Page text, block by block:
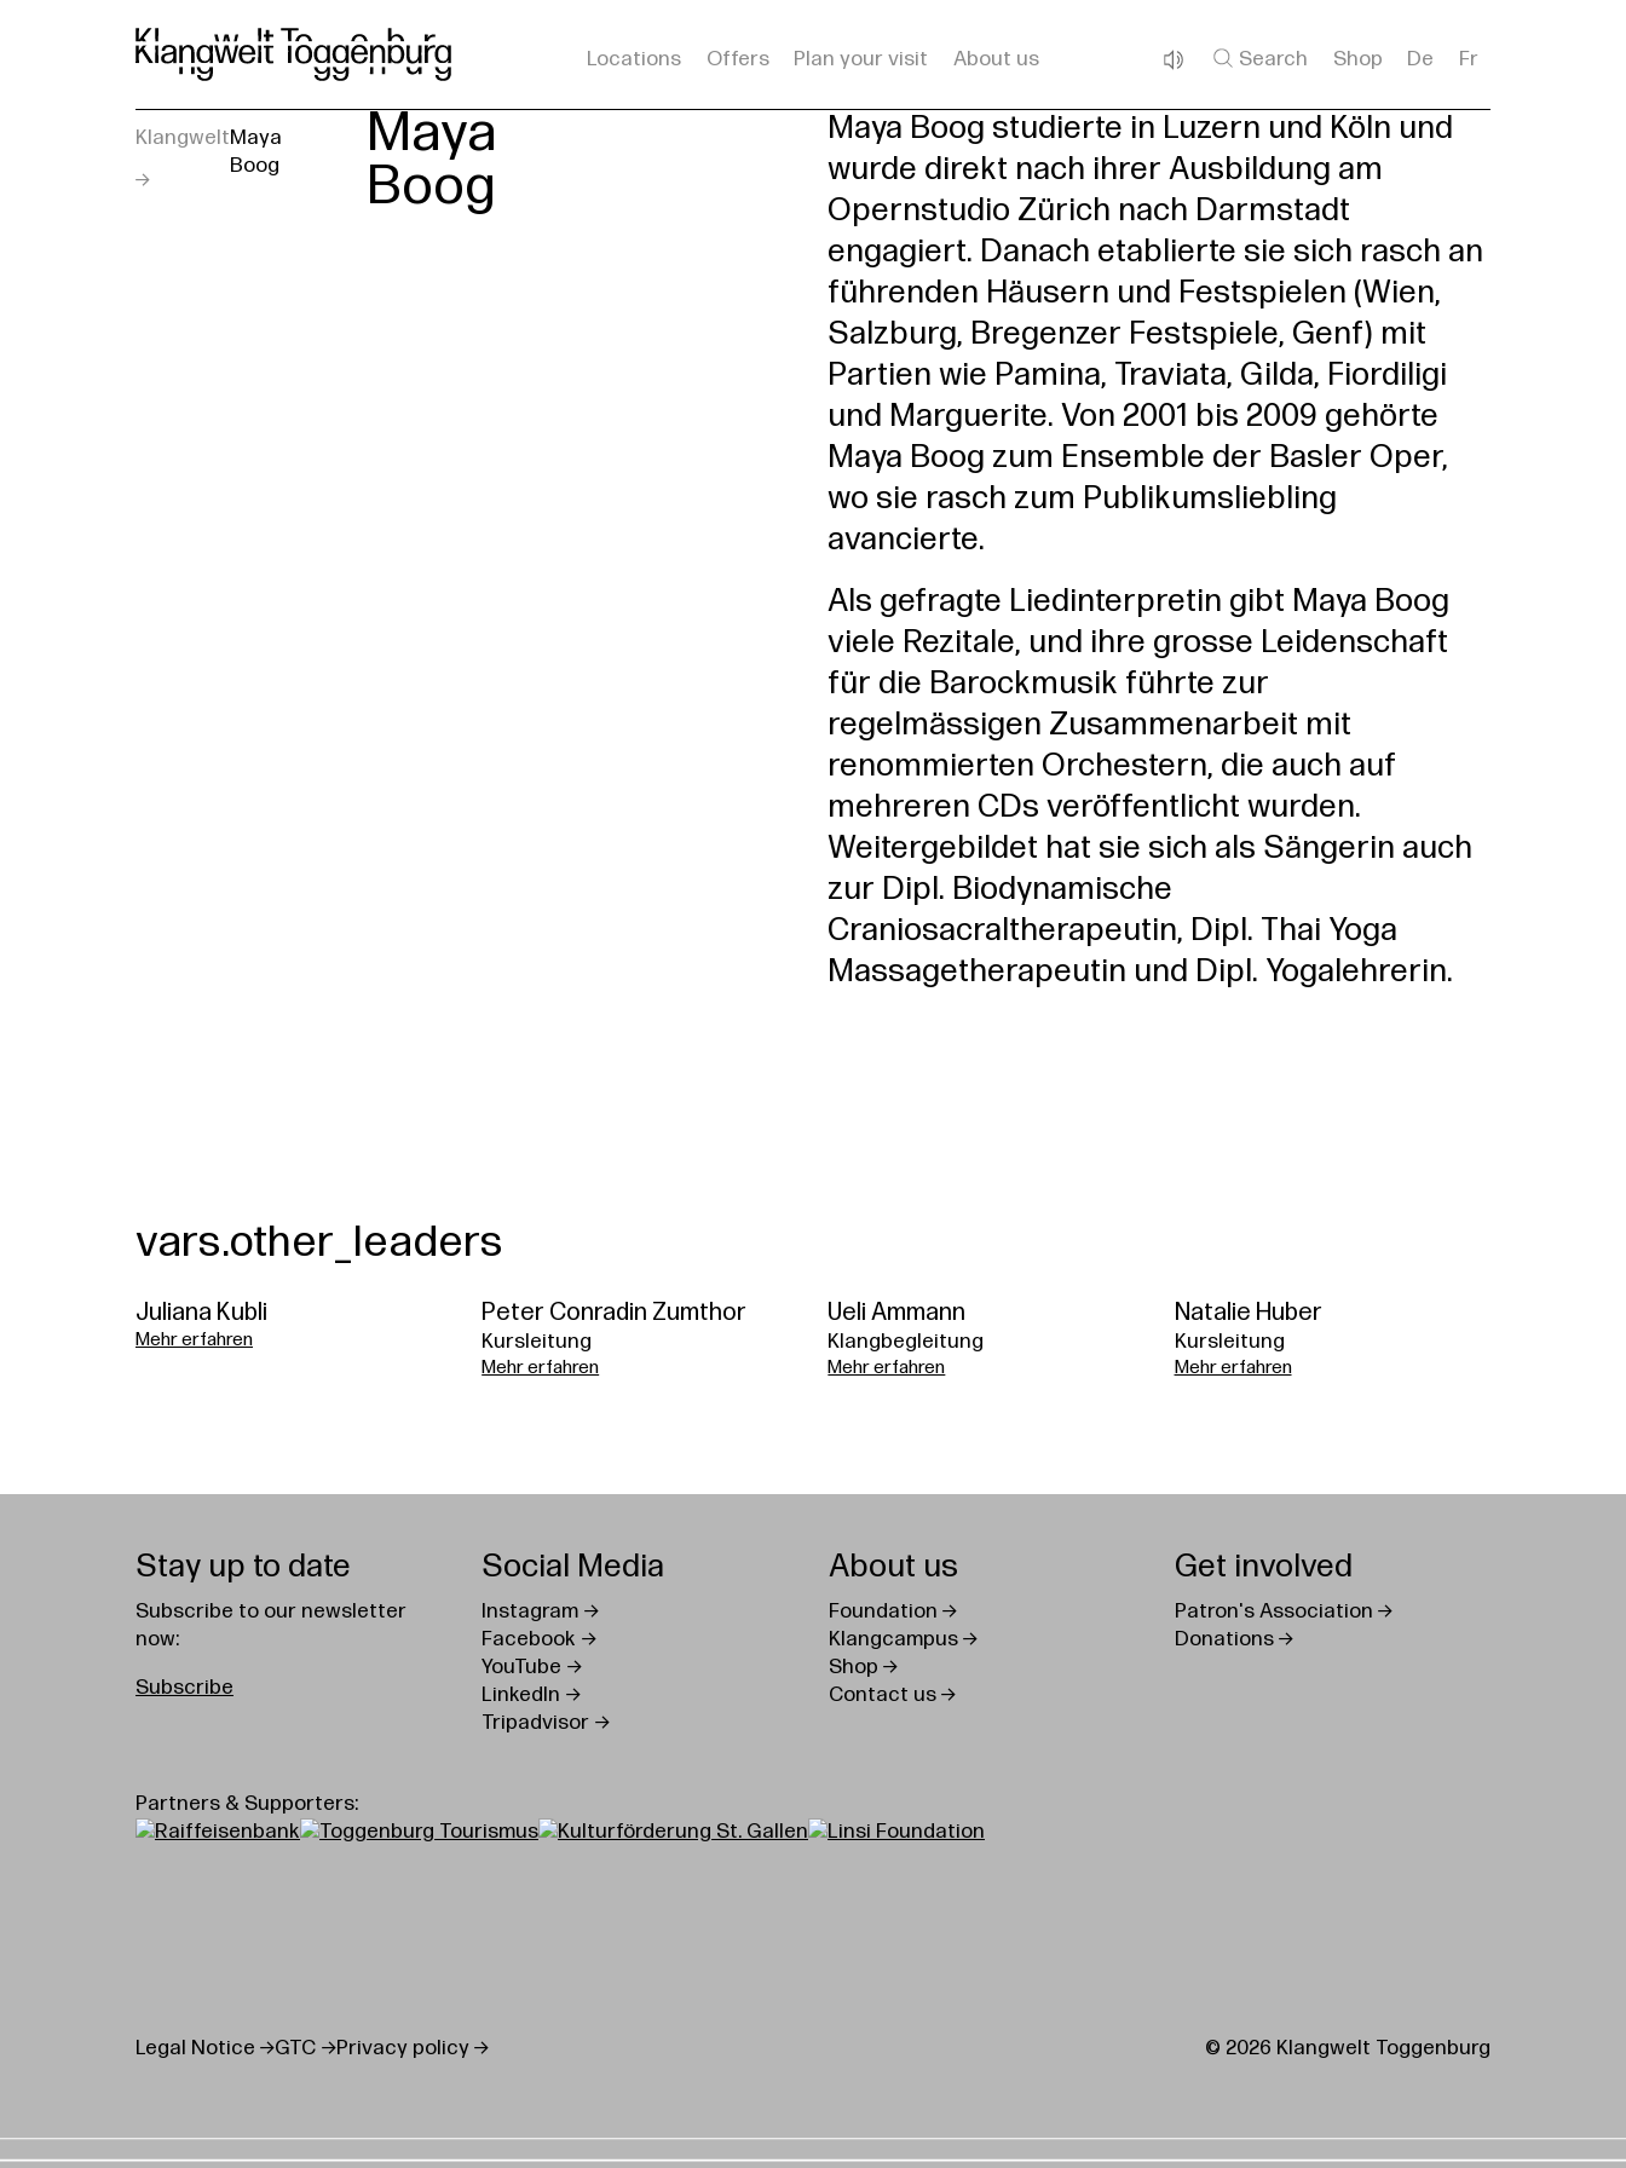
Locations Offers Plan your visit About us Search Shop De Fr
KlangweltMaya
Boog
Maya
Boog
Maya Boog studierte in Luzern und Köln und
wurde direkt nach ihrer Ausbildung am
Opernstudio Zürich nach Darmstadt
engagiert. Danach etablierte sie sich rasch an
führenden Häusern und Festspielen (Wien,
Salzburg, Bregenzer Festspiele, Genf) mit
Partien wie Pamina, Traviata, Gilda, Fiordiligi
und Marguerite. Von 2001 bis 2009 gehörte
Maya Boog zum Ensemble der Basler Oper,
wo sie rasch zum Publikumsliebling
avancierte.
Als gefragte Liedinterpretin gibt Maya Boog
viele Rezitale, und ihre grosse Leidenschaft
für die Barockmusik führte zur
regelmässigen Zusammenarbeit mit
renommierten Orchestern, die auch auf
mehreren CDs veröffentlicht wurden.
Weitergebildet hat sie sich als Sängerin auch
zur Dipl. Biodynamische
Craniosacraltherapeutin, Dipl. Thai Yoga
Massagetherapeutin und Dipl. Yogalehrerin.
vars.other_leaders
Juliana Kubli
Mehr erfahren
Peter Conradin Zumthor
Kursleitung
Mehr erfahren
Ueli Ammann
Klangbegleitung
Mehr erfahren
Natalie Huber
Kursleitung
Mehr erfahren
Stay up to date
Subscribe to our newsletter
now:
Subscribe
Social Media
Instagram
Facebook
YouTube
LinkedIn
Tripadvisor
About us
Foundation
Klangcampus
Shop
Contact us
Get involved
Patron's Association
Donations
Partners & Supporters:
Legal Notice GTC Privacy policy © 2026 Klangwelt Toggenburg